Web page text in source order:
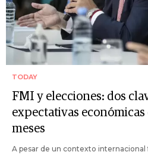
TODAY
FMI y elecciones: dos
expectativas
meses
A pesar de un contexto internacional